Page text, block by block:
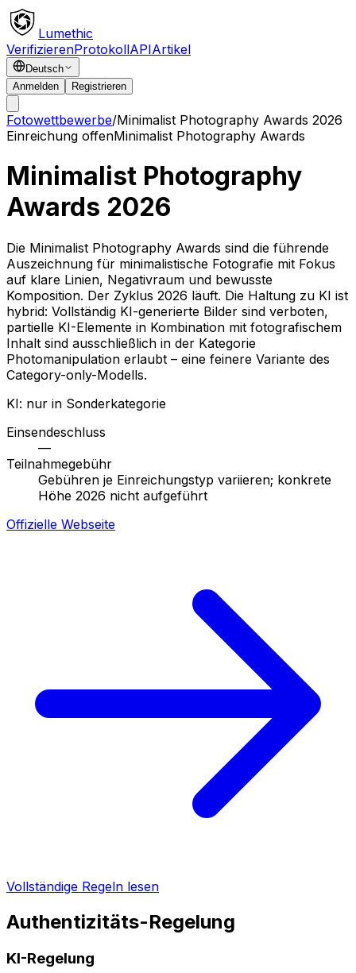
Lumethic
VerifizierenProtokollAPIArtikel
Deutsch
Anmelden
Registrieren
Fotowettbewerbe/Minimalist Photography Awards 2026
Einreichung offenMinimalist Photography Awards
Minimalist Photography
Awards 2026
Die Minimalist Photography Awards sind die führende
Auszeichnung für minimalistische Fotografie mit Fokus
auf klare Linien, Negativraum und bewusste
Komposition. Der Zyklus 2026 läuft. Die Haltung zu KI ist
hybrid: Vollständig KI-generierte Bilder sind verboten,
partielle KI-Elemente in Kombination mit fotografischem
Inhalt sind ausschließlich in der Kategorie
Photomanipulation erlaubt – eine feinere Variante des
Category-only-Modells.
KI: nur in Sonderkategorie
Einsendeschluss
—
Teilnahmegebühr
Gebühren je Einreichungstyp variieren; konkrete
Höhe 2026 nicht aufgeführt
Offizielle Webseite
Vollständige Regeln lesen
Authentizitäts-Regelung
KI-Regelung